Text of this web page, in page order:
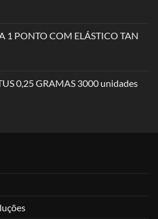
1 PONTO COM ELÁSTICO TAN
0,25 GRAMAS 3000 unidades